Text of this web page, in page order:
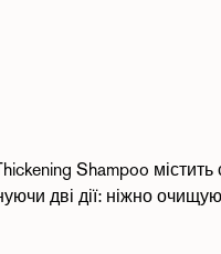
Shampoo містить
дві дії: ніжно